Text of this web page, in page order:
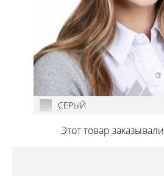
СЕРЫЙ
Этот товар заказывали